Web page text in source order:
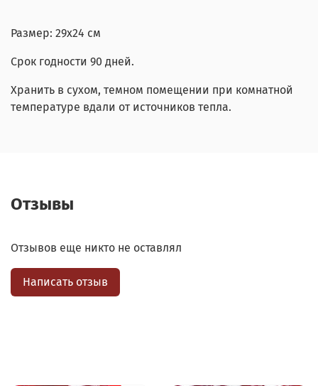
Размер: 29х24 см
Срок годности 90 дней.
Хранить в сухом, темном помещении при комнатной
температуре вдали от источников тепла.
Отзывы
Отзывов еще никто не оставлял
Написать отзыв